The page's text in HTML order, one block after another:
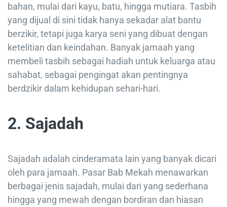
bahan, mulai dari kayu, batu, hingga mutiara. Tasbih
yang dijual di sini tidak hanya sekadar alat bantu
berzikir, tetapi juga karya seni yang dibuat dengan
ketelitian dan keindahan. Banyak jamaah yang
membeli tasbih sebagai hadiah untuk keluarga atau
sahabat, sebagai pengingat akan pentingnya
berdzikir dalam kehidupan sehari-hari.
2. Sajadah
Sajadah adalah cinderamata lain yang banyak dicari
oleh para jamaah. Pasar Bab Mekah menawarkan
berbagai jenis sajadah, mulai dari yang sederhana
hingga yang mewah dengan bordiran dan hiasan